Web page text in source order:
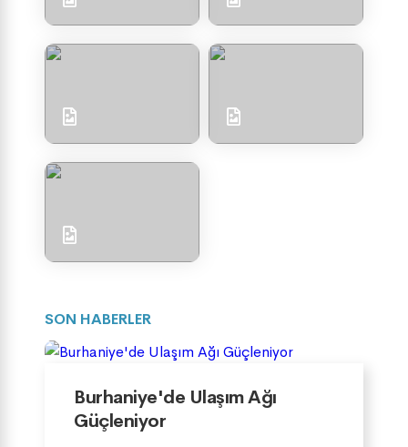
SON HABERLER
Burhaniye'de Ulaşım Ağı
Güçleniyor